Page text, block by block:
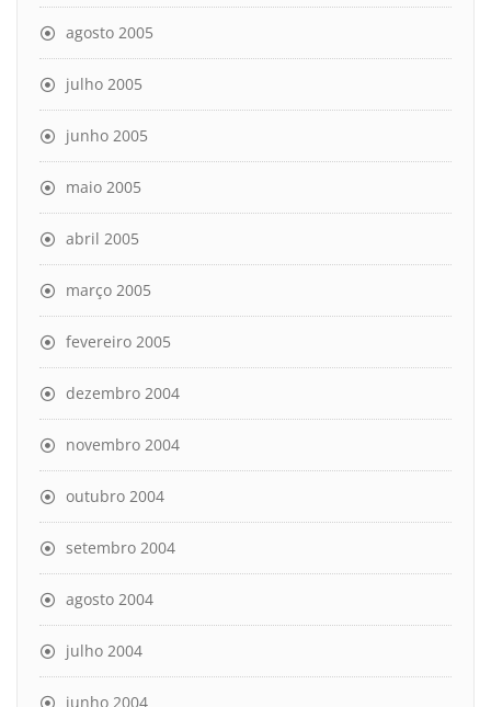
agosto 2005
julho 2005
junho 2005
maio 2005
abril 2005
março 2005
fevereiro 2005
dezembro 2004
novembro 2004
outubro 2004
setembro 2004
agosto 2004
julho 2004
junho 2004